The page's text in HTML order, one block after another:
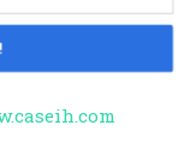
opción